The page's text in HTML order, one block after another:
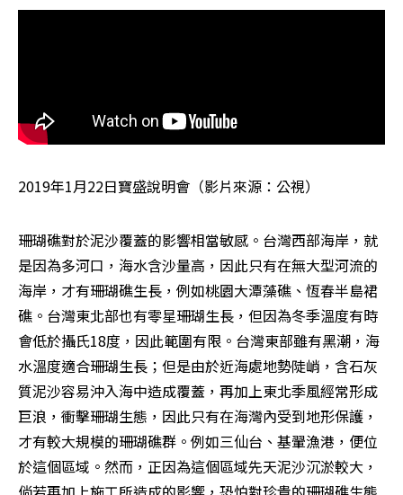
2019年1月22日寶盛說明會（影片來源：公視）
珊瑚礁對於泥沙覆蓋的影響相當敏感。台灣西部海岸，就
是因為多河口，海水含沙量高，因此只有在無大型河流的
海岸，才有珊瑚礁生長，例如桃園大潭藻礁、恆春半島裙
礁。台灣東北部也有零星珊瑚生長，但因為冬季溫度有時
會低於攝氏18度，因此範圍有限。台灣東部雖有黑潮，海
水溫度適合珊瑚生長；但是由於近海處地勢陡峭，含石灰
質泥沙容易沖入海中造成覆蓋，再加上東北季風經常形成
巨浪，衝擊珊瑚生態，因此只有在海灣內受到地形保護，
才有較大規模的珊瑚礁群。例如三仙台、基翬漁港，便位
於這個區域。然而，正因為這個區域先天泥沙沉淤較大，